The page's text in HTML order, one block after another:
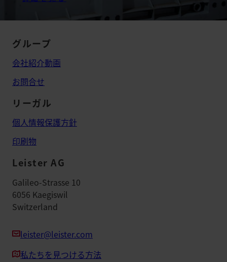
グループ
会社紹介動画
お問合せ
リーガル
個人情報保護方針
印刷物
Leister AG
Galileo-Strasse 10
6056 Kaegiswil
Switzerland
leister@leister.com
私たちを見つける方法